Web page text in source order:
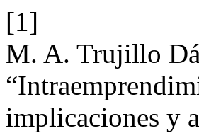
[1]
M. A. Trujillo
implicaciones y